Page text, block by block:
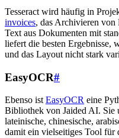
Tesseract wird häufig in
invoices, das Archivieren von
Text aus Dokumenten mit
liefert die besten Ergebnisse,
und das Layout nicht stark
EasyOCR#
Ebenso ist EasyOCR eine
Bibliothek von Jaided AI. Sie
lateinische, chinesische,
damit ein vielseitiges Tool für